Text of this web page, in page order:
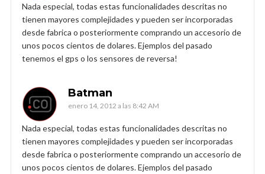
Nada especial, todas estas funcionalidades descritas no
tienen mayores complejidades y pueden ser incorporadas
desde fabrica o posteriormente comprando un accesorio de
unos pocos cientos de dolares. Ejemplos del pasado
tenemos el gps o los sensores de reversa!
Batman
enero 14, 2012 a las 8:42 AM
Nada especial, todas estas funcionalidades descritas no
tienen mayores complejidades y pueden ser incorporadas
desde fabrica o posteriormente comprando un accesorio de
unos pocos cientos de dolares. Ejemplos del pasado